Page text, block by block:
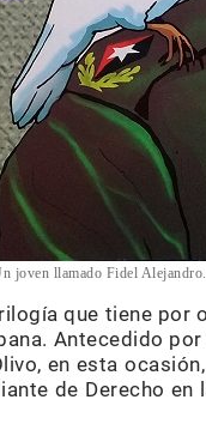
joven llamado Fidel
que tiene
Antecedido
en esta
de Derecho en